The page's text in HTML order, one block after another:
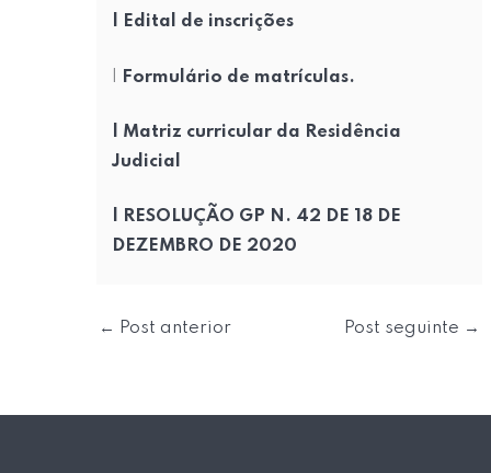
| Edital de inscrições
Formulário de matrículas.
| Matriz curricular da Residência
Judicial
| RESOLUÇÃO GP N. 42 DE 18 DE
DEZEMBRO DE 2020
← Post anterior Post seguinte →